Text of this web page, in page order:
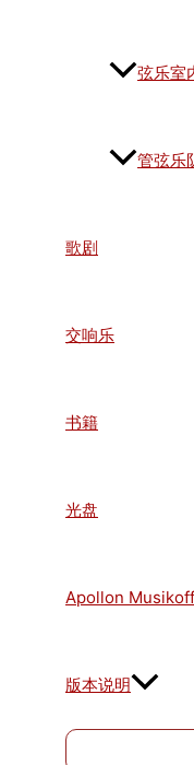
弦乐室
管弦乐
歌剧
交响乐
书籍
光盘
Apollon
版本说明